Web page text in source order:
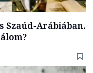
Szaúd-Arábiában.